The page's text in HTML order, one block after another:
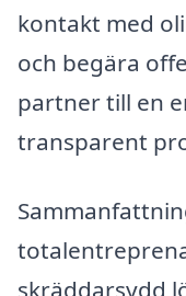
kontakt med
och begära
partner till en
transparent